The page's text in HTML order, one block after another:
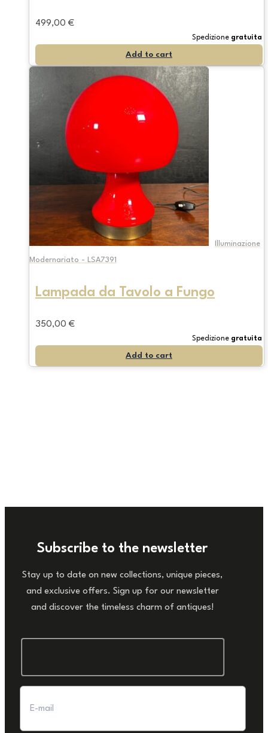
499,00 €
Spedizione gratuita
Add to cart
Illuminazione
Modernariato - LSA7391
Lampada da Tavolo a Fungo
350,00 €
Spedizione gratuita
Add to cart
Subscribe to the newsletter
Stay up to date on new collections, unique pieces,
and exclusive offers. Sign up for our newsletter
and discover the timeless charm of antiques!